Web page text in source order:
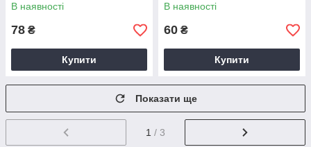
В наявності
78 ₴
Купити
В наявності
60 ₴
Купити
Показати ще
1 / 3